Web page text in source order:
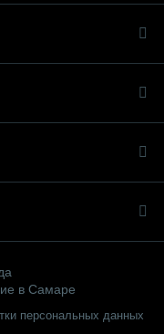
в Самаре
персональных данных